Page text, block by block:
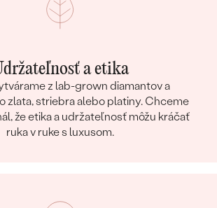
a etika
z lab-grown diamantov a
zlata, striebra alebo platiny. Chceme
že etika a udržateľnosť môžu kráčať
ruka v ruke s luxusom.